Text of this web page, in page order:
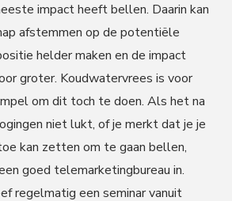
impact heeft bellen. Daarin kan
afstemmen op de potentiële
helder maken en de impact
groter. Koudwatervrees is voor
om dit toch te doen. Als het na
niet lukt, of je merkt dat je je
kan zetten om te gaan bellen,
goed telemarketingbureau in.
regelmatig een seminar vanuit